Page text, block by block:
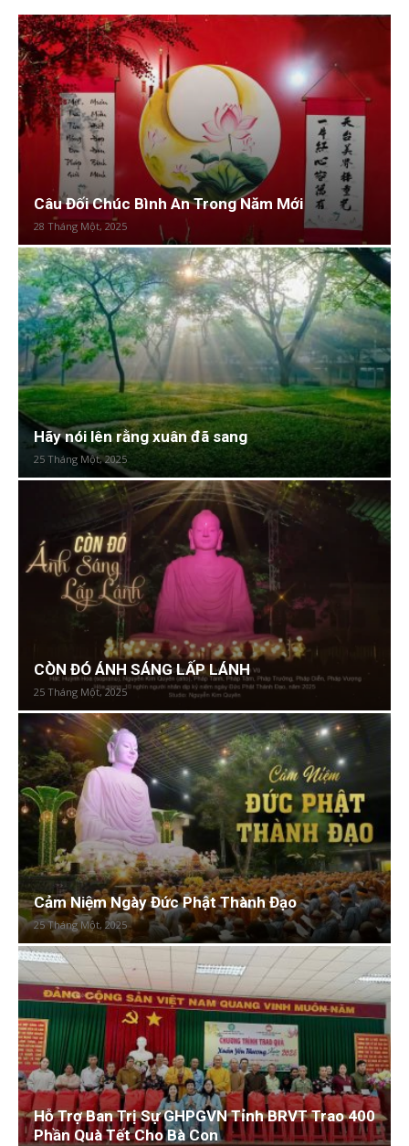
Câu Đối Chúc Bình An Trong Năm Mới
28 Tháng Một, 2025
Hãy nói lên rằng xuân đã sang
25 Tháng Một, 2025
CÒN ĐÓ ÁNH SÁNG LẤP LÁNH
25 Tháng Một, 2025
Cảm Niệm Ngày Đức Phật Thành Đạo
25 Tháng Một, 2025
Hỗ Trợ Ban Trị Sự GHPGVN Tỉnh BRVT Trao 400
Phần Quà Tết Cho Bà Con